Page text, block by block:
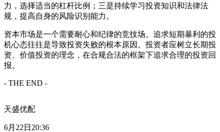
力，选择适当的杠杆比例；三是持续学习投资知识和法律法
规，提高自身的风险识别能力。
资本市场是一个需要耐心和纪律的竞技场。追求短期暴利的投
机心态往往是导致投资失败的根本原因。投资者应树立长期投
资、价值投资的理念，在合规合法的框架下追求合理的投资回
报。
- THE END -
天盛优配
6月22日20:36